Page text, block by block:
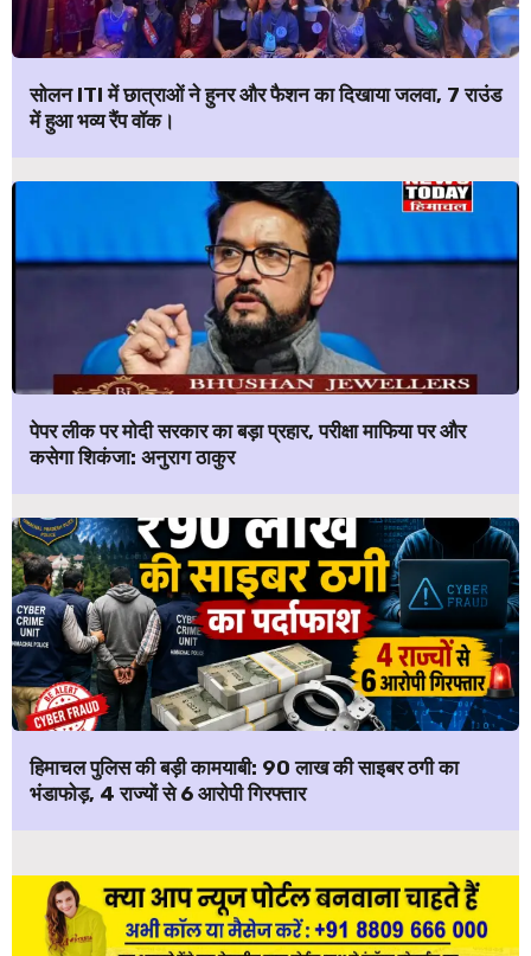
सोलन ITI में छात्राओं ने हुनर और फैशन का दिखाया जलवा, 7 राउंड
में हुआ भव्य रैंप वॉक।
पेपर लीक पर मोदी सरकार का बड़ा प्रहार, परीक्षा माफिया पर और
कसेगा शिकंजा: अनुराग ठाकुर
हिमाचल पुलिस की बड़ी कामयाबी: ₹90 लाख की साइबर ठगी का
भंडाफोड़, 4 राज्यों से 6 आरोपी गिरफ्तार